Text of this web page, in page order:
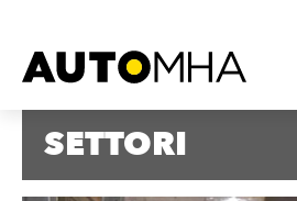
SETTORI